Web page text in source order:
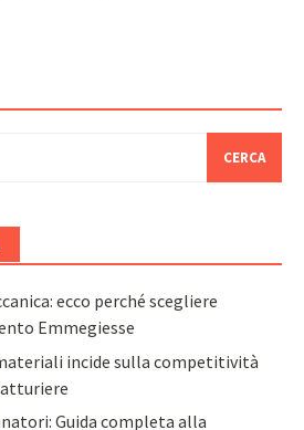
ecco perché scegliere
Emmegiesse
incide sulla competitività
Guida completa alla